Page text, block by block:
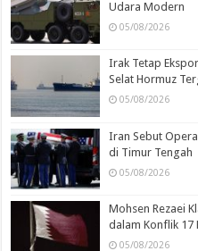
Udara Modern
05/08/2026
Irak Tetap
Selat Hormuz
05/08/2026
Iran Sebut
di Timur Tengah
05/08/2026
Mohsen Rezaei
dalam Konflik 17
05/08/2026